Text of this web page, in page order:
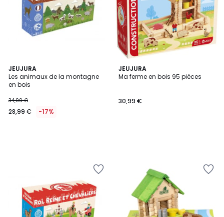
JEUJURA
Les animaux de la montagne
en bois
34,99 €
28,99 € -17%
JEUJURA
Ma ferme en bois 95 pièces
30,99 €